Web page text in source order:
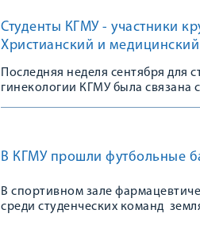
Студенты КГМУ - участники
Христианский и медицинский
Последняя неделя сентября для
гинекологии КГМУ была связана
В КГМУ прошли футбольные
В спортивном зале
среди студенческих команд